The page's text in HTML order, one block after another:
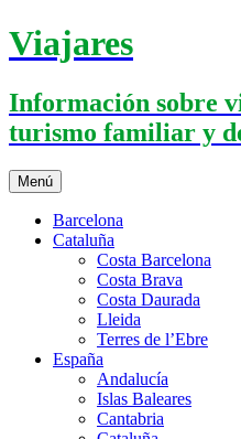
Saltar
al
Viajares
Información sobre
turismo familiar y
Menú
Barcelona
Cataluña
Costa Barcelona
Costa Brava
Costa Daurada
Lleida
Terres de l’Ebre
España
Andalucía
Islas Baleares
Cantabria